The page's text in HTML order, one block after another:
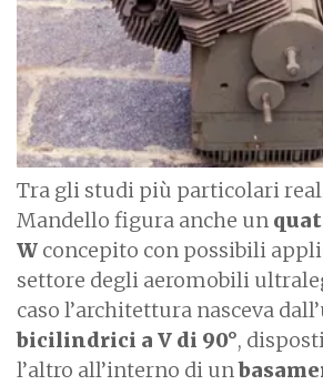
Tra gli studi più particolari
Mandello figura anche un
W concepito con possibili
settore degli aeromobili
caso l’architettura nasceva
bicilindrici a V di 90°,
l’altro all’interno di un